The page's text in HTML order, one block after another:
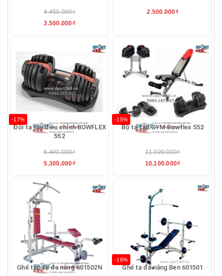
4.450.000₫
3.500.000₫
2.500.000₫
-17%
Đôi tạ tay điều chỉnh BOWFLEX
552
6.400.000₫
5.300.000₫
-15%
Bộ tạ tập GYM Bowflex 552
11.900.000₫
10.100.000₫
Ghế tập tạ đa năng 601502N
-16%
Ghế tạ đa năng Ben 601501